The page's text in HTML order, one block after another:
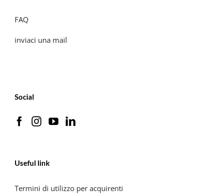
FAQ
inviaci una mail
Social
Useful link
Termini di utilizzo per acquirenti